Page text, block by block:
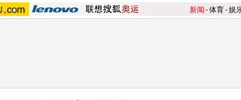
新闻 -体育-娱